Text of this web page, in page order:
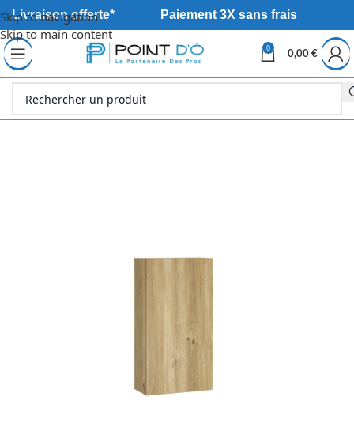
Skip to navigation
Skip to main content
Livraison offerte* Paiement 3X sans frais
0
0,00 €
Accueil Sanitaire Meuble